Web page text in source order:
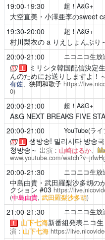
19:00-19:30 超！A&G+
大空直美・小澤亜李のsweet
19:30-20:00 超！A&G+
村川梨衣の a りえしょんぷり
20:00-21:00 ニコニコ生放
！
ミリシタ韓国配信決定
んのためにお送りしますよ！～
有佐、 狭間和歌子 https://
0)
20:00-21:00 超！A&G+
A&G NEXT BREAKS FIVE
20:00-21:00
YouTube(ラ
！
생방송! 밀리시타 방송
청방송～ 出演： 山崎はるか、
www.youtube.com/
20:00-21:30 ニコニコ生放
中島由貴・武田羅梨沙多胡の
クション #03https://
(中島由貴, 武田羅梨沙多胡)
21:00-21:30 ニコニコ生放
！ 山下七海新番組発表ニコ
演： 山下七海 https://